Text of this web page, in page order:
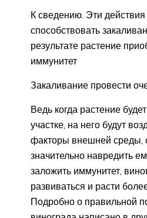
К сведению. Эти действия
способствовать
результате растение
иммунитет
Закаливание провести
Ведь когда растение
участке, на него будут
факторы внешней среды,
значительно навредить
заложить иммунитет,
развиваться и расти
Подробно о правильной